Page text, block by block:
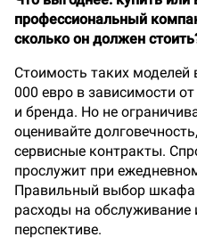
профессиональный
сколько он должен
Стоимость таких моделей
000 евро в зависимости
и бренда. Но не
оценивайте
сервисные контракты.
прослужит при
Правильный выбор шкафа
расходы на обслуживание
перспективе.